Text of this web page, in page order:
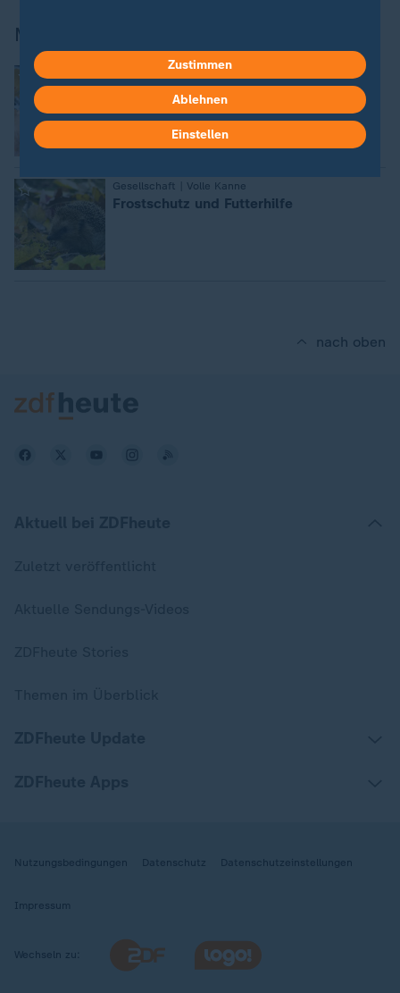
Mehr zum Igel
Deutscher Tierschutzbund
Igel finden nicht mehr genügend Futter
Gesellschaft | Volle Kanne
Frostschutz und Futterhilfe
nach oben
Nutzungsbedingungen Datenschutz Datenschutzeinstellungen
Impressum
Wechseln zu:
Zustimmen
Ablehnen
Einstellen